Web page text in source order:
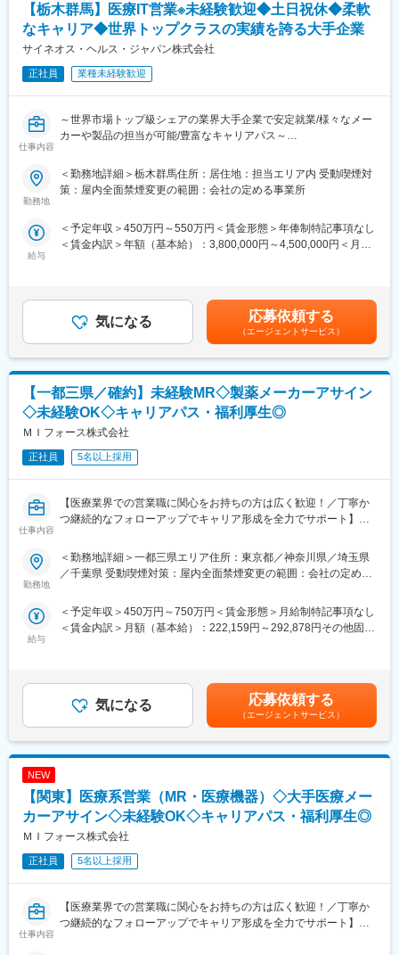
■長期収載品の市場拡大
■ジェネリック医薬品のプロモーション
※プロジェクトの状況によっては、選考保留（ご紹介できるプロジ
ェクトが出るまで保留）となる場合もございますのであらかじめ
ご認識の程よろしくお願いします※
■エリアを跨ぐ転勤なし：
初任地希望だけでなく、エリアを跨いでの転勤はないため、転勤
て、アサインを検討します。
会、自身の強みを活かしたPJ相談などが可能です。定期的な面談
を通じて、その時々に応じたプロジェクトを提示するなどフレキ
■明確な評価制度：
自身の成果や頑張りが客観的に評価され、年収に反映されます。
また、在籍年数が増えると永年勤続報奨金や四半期一時金などの
手当もアップします。つまり、やりがいや努力がきちんと報われ
る報酬制度になっています。
【サポート体制】
配属後は担当マネージャーが丁寧に支援します。日々の仕事の悩
す。また知識・スキルレベルを上げるために様々な研修をご用意
変更の範囲：会社の定める業務
【栃木群馬】医療IT営業※未経験歓迎◆土日祝休◆柔軟
なキャリア◆世界トップクラスの実績を誇る大手企業
サイネオス・ヘルス・ジャパン株式会社
正社員 業種未経験歓迎
仕事内容
～世界市場トップ級シェアの業界大手企業で安定就業/様々なメー
カーや製品の担当が可能/豊富なキャリアパス～
■職務詳細：
・担当する医療機器に関して、医師等への情報提供や購入の提案
キャリアを考えます。ご希望の働き方や、希望しない製品や領域
などがある場合も気軽にご相談ください。
一般的に医療系の営業職は全国転勤が発生しますが、同社では基
本的に希望勤務地から転居がない範囲でアサイン先を決定しま
す。
（2）充実したサポート体制
配属後は担当マネージャーが丁寧に支援します。日々の仕事の悩
みや、キャリア形成の相談等、伴走者として活躍をサポートしま
す。また知識・スキルレベルを上げるために様々な研修をご用意
しています。
（3）明確な評価制度
自身の成果や頑張りが客観的に評価され、年収に反映されます。
る報酬制度になっています。
（4）柔軟なキャリア
ロジェクトが気に入り、メーカーからオファーを受けた場合、メ
ーカーに転籍することも可能です。オファーや延長依頼があった
ロジェクトを提示するなどフレキシブルにキャリアが形成できま
す。その他、本社部門（マネージャー、法人営業、研修部門、採
■同社について：
同社は、医療機器・製薬メーカーの営業領域を支援するCSOと呼
ばれる業種です。「新製品が発売されたため営業を増員したい」
「このエリアで営業活動を拡大したい」といったようなメーカー
からのオーダーに対し自社の社員を派遣しています。医療機器は
製品によって営業スタイルが異なりますが、同社では転職せずに
が可能です。
変更の範囲：会社の定める業務
勤務地
＜勤務地詳細＞栃木群馬住所：居住地：担当エリア内 受動喫煙対
策：屋内全面禁煙変更の範囲：会社の定める事業所
給与
＜予定年収＞450万円～550万円＜賃金形態＞年俸制特記事項なし
＜賃金内訳＞年額（基本給）：3,800,000円～4,500,000円＜月額
として、同社が拠出します賃金はあくまでも目安の金額であり、
選考を通じて上下する可能性があります。月給(月額)は固定手当を
含めた表記です。
気になる 応募依頼する
（エージェントサービス）
【一都三県／確約】未経験MR◇製薬メーカーアサイン
◇未経験OK◇キャリアパス・福利厚生◎
ＭＩフォース株式会社
正社員 5名以上採用
仕事内容
【医療業界での営業職に関心をお持ちの方は広く歓迎！／丁寧か
つ継続的なフォローアップでキャリア形成を全力でサポート】
■業務内容：
医療系総合職として製薬メーカーや医療機器メーカー等業務を委
サイン予定です。2ndグローバルトップメーカーなど様々なPJTに
携わる事が出来ます。
どの情報提供や情報収集を行います。患者さんのQOL改善に向
け、日々最新情報を学習し医療の一旦を担う専門性の高い活動が
できます。
■入社後の流れ：
どフォロー体制は万全で、必要な製品知識や業界の知識は入社後
に習得することができます。
■PMによる安心のフォロー体制
社員の活動を、経験と知識を豊富に持つプロジェクトマネージャ
ーがきめ細やかにフォローしますので、いつでも自信を持って営
■多彩なキャリアパス
勤務地
＜勤務地詳細＞一都三県エリア住所：東京都／神奈川県／埼玉県
／千葉県 受動喫煙対策：屋内全面禁煙変更の範囲：会社の定める
給与
＜予定年収＞450万円～750万円＜賃金形態＞月給制特記事項なし
＜賃金内訳＞月額（基本給）：222,159円～292,878円その他固定
含む）＜昇給有無＞有＜残業手当＞有＜給与補足＞業績に応じて
インセンティブあり賃金はあくまでも目安の金額であり、選考を
通じて上下する可能性があります。月給(月額)は固定手当を含めた
表記です。
気になる 応募依頼する
（エージェントサービス）
NEW
【関東】医療系営業（MR・医療機器）◇大手医療メー
カーアサイン◇未経験OK◇キャリアパス・福利厚生◎
ＭＩフォース株式会社
正社員 5名以上採用
仕事内容
【医療業界での営業職に関心をお持ちの方は広く歓迎！／丁寧か
つ継続的なフォローアップでキャリア形成を全力でサポート】